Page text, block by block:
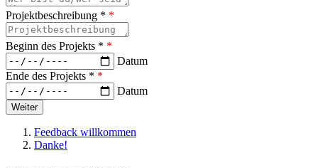
Projektbeschreibung * *
Beginn des Projekts * *
Datum
Ende des Projekts * *
Datum
Feedback willkommen
Danke!